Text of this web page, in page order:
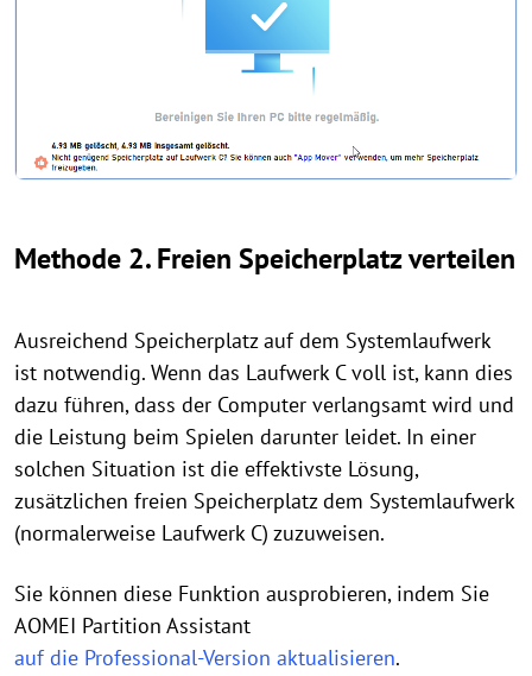
Methode 2. Freien Speicherplatz verteilen
Ausreichend Speicherplatz auf dem Systemlaufwerk
ist notwendig. Wenn das Laufwerk C voll ist, kann dies
dazu führen, dass der Computer verlangsamt wird und
die Leistung beim Spielen darunter leidet. In einer
solchen Situation ist die effektivste Lösung,
zusätzlichen freien Speicherplatz dem Systemlaufwerk
(normalerweise Laufwerk C) zuzuweisen.
Sie können diese Funktion ausprobieren, indem Sie
AOMEI Partition Assistant
auf die Professional-Version aktualisieren.